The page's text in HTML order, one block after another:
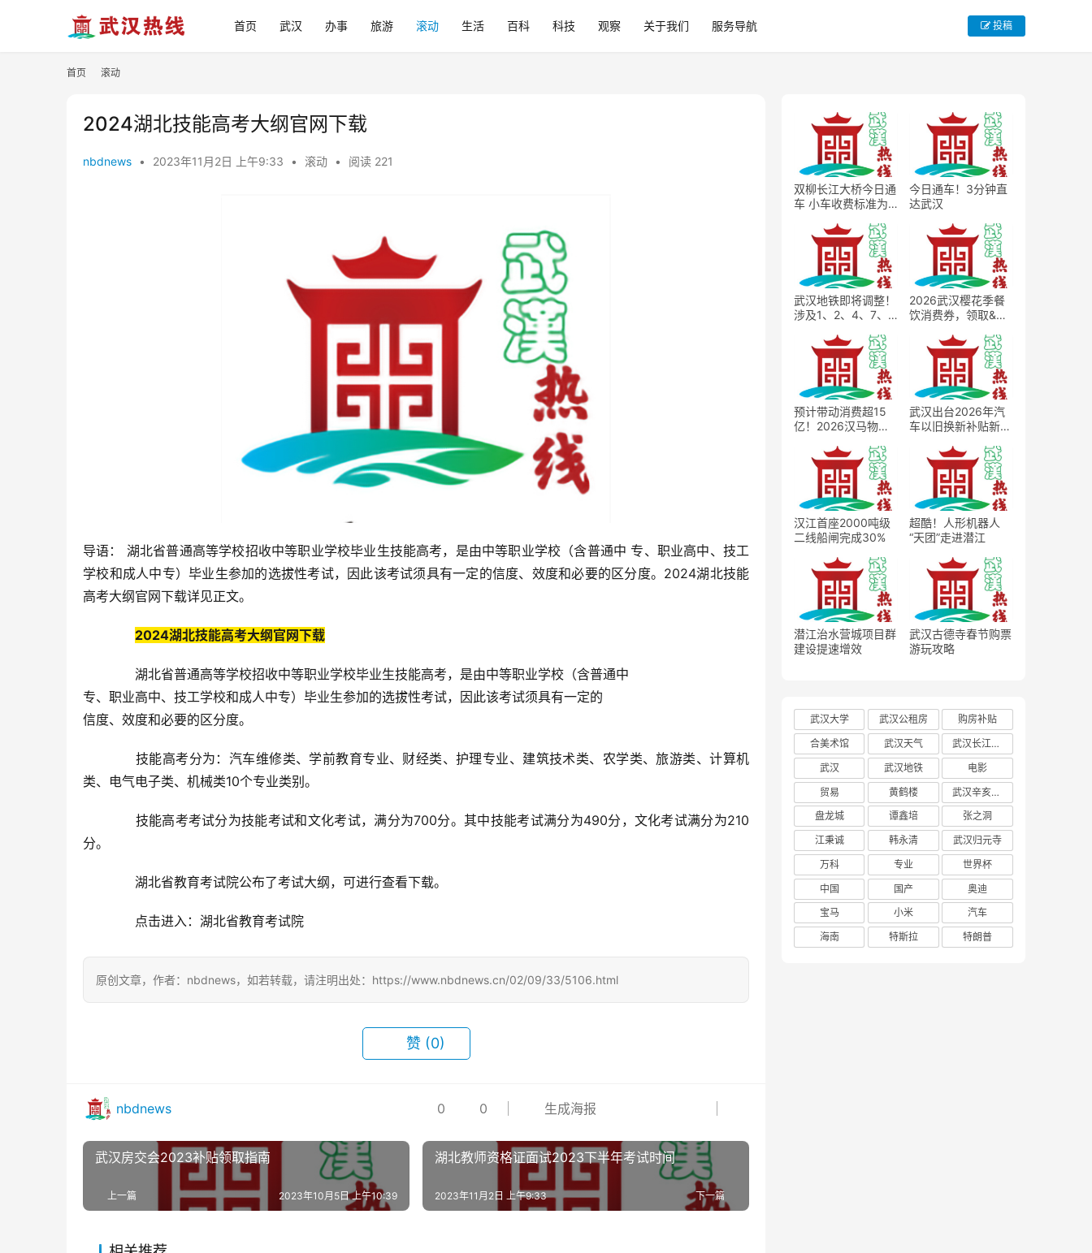
首页 武汉 办事 旅游 滚动 生活 百科 科技 观察 关于我们 服务导航 投稿
首页 滚动
2024湖北技能高考大纲官网下载
nbdnews • 2023年11月2日 上午9:33 • 滚动 • 阅读 221
导语： 湖北省普通高等学校招收中等职业学校毕业生技能高考，是由中等职业学校（含普通中 专、职业高中、技工
学校和成人中专）毕业生参加的选拔性考试，因此该考试须具有一定的信度、效度和必要的区分度。2024湖北技能
高考大纲官网下载详见正文。
2024湖北技能高考大纲官网下载
湖北省普通高等学校招收中等职业学校毕业生技能高考，是由中等职业学校（含普通中
专、职业高中、技工学校和成人中专）毕业生参加的选拔性考试，因此该考试须具有一定的
信度、效度和必要的区分度。
技能高考分为：汽车维修类、学前教育专业、财经类、护理专业、建筑技术类、农学类、旅游类、计算机
类、电气电子类、机械类10个专业类别。
技能高考考试分为技能考试和文化考试，满分为700分。其中技能考试满分为490分，文化考试满分为210
分。
湖北省教育考试院公布了考试大纲，可进行查看下载。
点击进入：湖北省教育考试院
原创文章，作者：nbdnews，如若转载，请注明出处：https://www.nbdnews.cn/02/09/33/5106.html
赞 (0)
nbdnews 0 0 生成海报
武汉房交会2023补贴领取指南
上一篇 2023年10月5日 上午10:39
湖北教师资格证面试2023下半年考试时间
下一篇
2023年11月2日 上午9:33
双柳长江大桥今日通
车 小车收费标准为
今日通车！3分钟直
达武汉
武汉地铁即将调整！
涉及1、2、4、7、8
2026武汉樱花季餐
饮消费券，领取&使
预计带动消费超15
亿！2026汉马物资
武汉出台2026年汽
车以旧换新补贴新
撬动车市消费扩容
汉江首座2000吨级
二线船闸完成30%
超酷！人形机器人
“天团”走进潜江
潜江治水营城项目群
建设提速增效
武汉古德寺春节购票
游玩攻略
武汉大学 武汉公租房
购房补贴
合美术馆
武汉天气
武汉长江大桥
武汉
武汉地铁
电影
贸易
黄鹤楼
武汉辛亥革命博物馆
盘龙城
谭鑫培
张之洞
江秉诚
韩永清
武汉归元寺
万科
专业
世界杯
中国
国产
奥迪
宝马
小米
汽车
海南
特斯拉 特朗普